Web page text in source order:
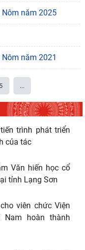
năm 2025
năm 2021
5 ...
trình phát triển
của tác
Văn hiến học cổ
tỉnh Lạng Sơn
viên chức Viện
hoàn thành